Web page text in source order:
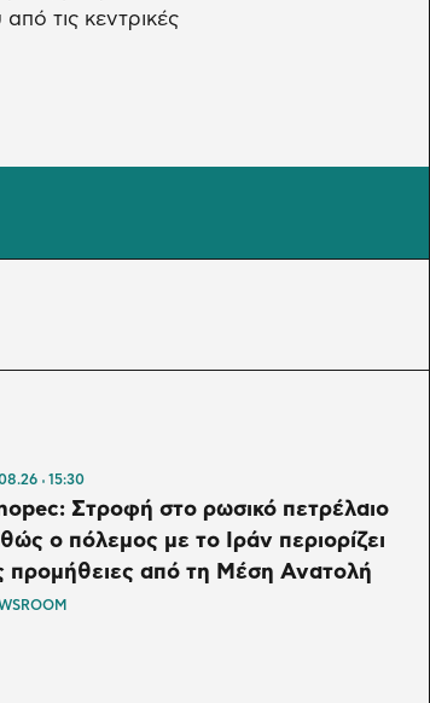
τις κεντρικές
15:30
Στροφή στο ρωσικό πετρέλαιο
ο πόλεμος με το Ιράν περιορίζει
προμήθειες από τη Μέση Ανατολή